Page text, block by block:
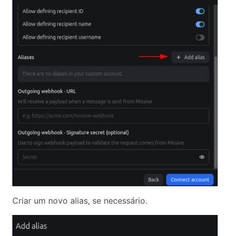
Criar um novo alias, se necessário.